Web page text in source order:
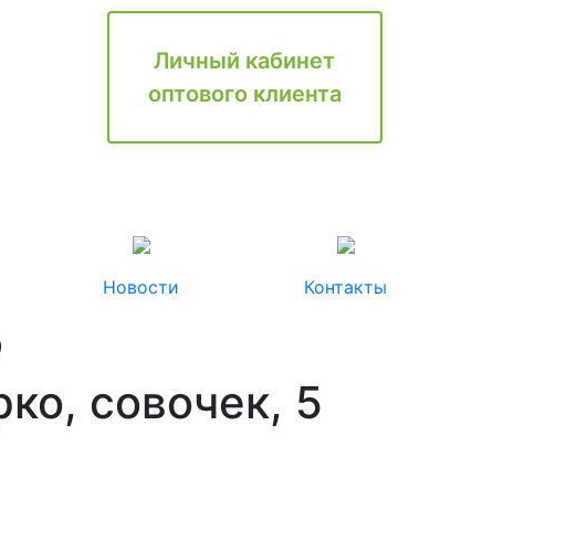
Личный кабинет
оптового клиента
Новости Контакты
совочек, 5